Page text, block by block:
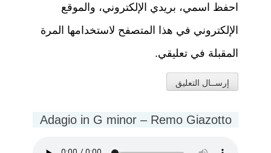
احفظ اسمي، بريدي الإلكتروني، والموقع
الإلكتروني في هذا المتصفح لاستخدامها المرة
المقبلة في تعليقي.
Adagio in G minor – Remo Giazotto